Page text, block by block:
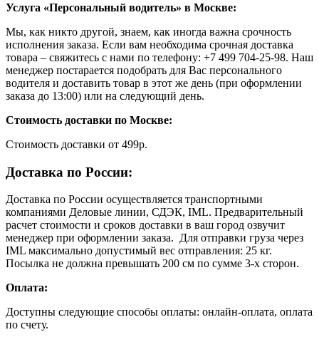
Услуга «Персональный водитель» в Москве:
Мы, как никто другой, знаем, как иногда важна срочность
исполнения заказа. Если вам необходима срочная доставка
товара – свяжитесь с нами по телефону: +7 499 704-25-98. Наш
менеджер постарается подобрать для Вас персонального
водителя и доставить товар в этот же день (при оформлении
заказа до 13:00) или на следующий день.
Стоимость доставки по Москве:
Cтоимость доставки от 499р.
Доставка по России:
Доставка по России осуществляется транспортными
компаниями Деловые линии, СДЭК, IML. Предварительный
расчет стоимости и сроков доставки в ваш город озвучит
менеджер при оформлении заказа. Для отправки груза через
IML максимально допустимый вес отправления: 25 кг.
Посылка не должна превышать 200 см по сумме 3-х сторон.
Оплата:
Доступны следующие способы оплаты: онлайн-оплата, оплата
по счету.